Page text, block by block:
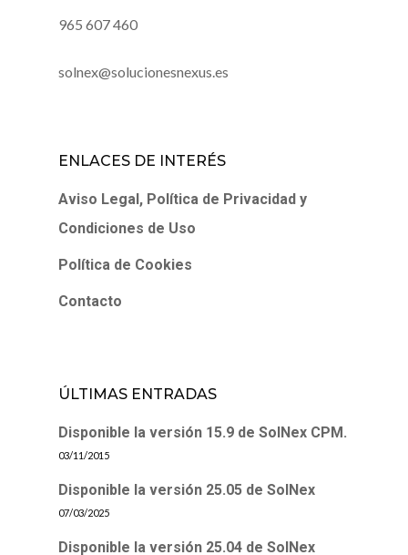
965 607 460
solnex@solucionesnexus.es
ENLACES DE INTERÉS
Aviso Legal, Política de Privacidad y
Condiciones de Uso
Política de Cookies
Contacto
ÚLTIMAS ENTRADAS
Disponible la versión 15.9 de SolNex CPM.
03/11/2015
Disponible la versión 25.05 de SolNex
07/03/2025
Disponible la versión 25.04 de SolNex